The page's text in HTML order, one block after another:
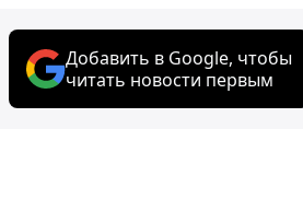
Добавить в Google, чтобы
читать новости первым